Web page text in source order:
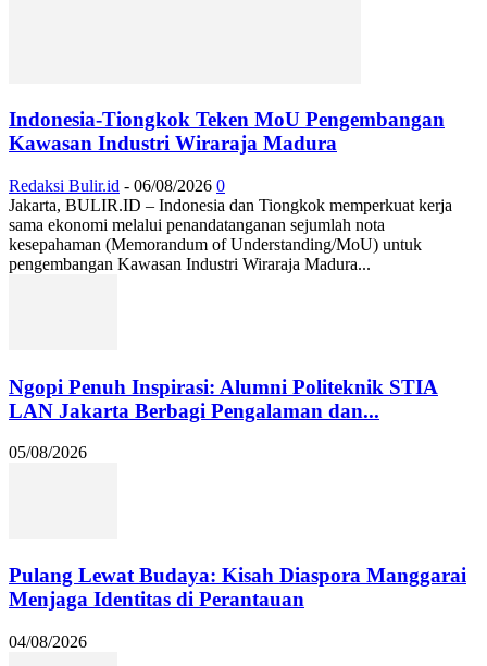
Indonesia-Tiongkok Teken MoU Pengembangan
Kawasan Industri Wiraraja Madura
Redaksi Bulir.id - 06/08/2026 0
Jakarta, BULIR.ID – Indonesia dan Tiongkok memperkuat kerja
sama ekonomi melalui penandatanganan sejumlah nota
kesepahaman (Memorandum of Understanding/MoU) untuk
pengembangan Kawasan Industri Wiraraja Madura...
Ngopi Penuh Inspirasi: Alumni Politeknik STIA
LAN Jakarta Berbagi Pengalaman dan...
05/08/2026
Pulang Lewat Budaya: Kisah Diaspora Manggarai
Menjaga Identitas di Perantauan
04/08/2026